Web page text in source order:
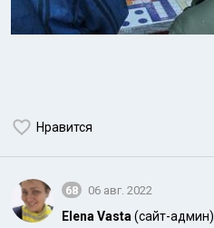
Нравится
68 06 авг. 2022
Elena Vasta (сайт-админ)